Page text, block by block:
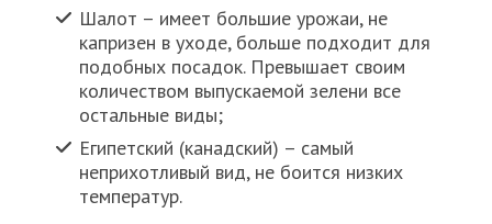
Шалот – имеет большие урожаи, не
капризен в уходе, больше подходит для
подобных посадок. Превышает своим
количеством выпускаемой зелени все
остальные виды;
Египетский (канадский) – самый
неприхотливый вид, не боится низких
температур.